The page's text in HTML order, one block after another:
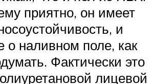
приятно, он имеет
и
о наливном поле, как
Фактически это
лицевой